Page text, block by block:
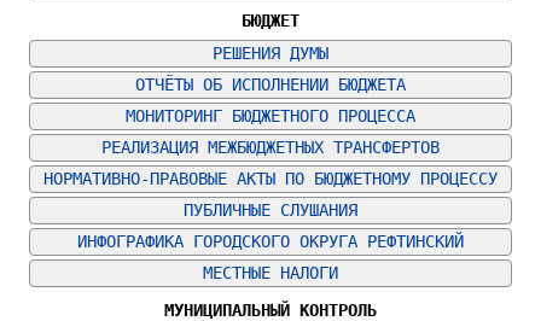
БЮДЖЕТ
РЕШЕНИЯ ДУМЫ
ОТЧЁТЫ ОБ ИСПОЛНЕНИИ БЮДЖЕТА
МОНИТОРИНГ БЮДЖЕТНОГО ПРОЦЕССА
РЕАЛИЗАЦИЯ МЕЖБЮДЖЕТНЫХ ТРАНСФЕРТОВ
НОРМАТИВНО-ПРАВОВЫЕ АКТЫ ПО БЮДЖЕТНОМУ ПРОЦЕССУ
ПУБЛИЧНЫЕ СЛУШАНИЯ
ИНФОГРАФИКА ГОРОДСКОГО ОКРУГА РЕФТИНСКИЙ
МЕСТНЫЕ НАЛОГИ
МУНИЦИПАЛЬНЫЙ КОНТРОЛЬ